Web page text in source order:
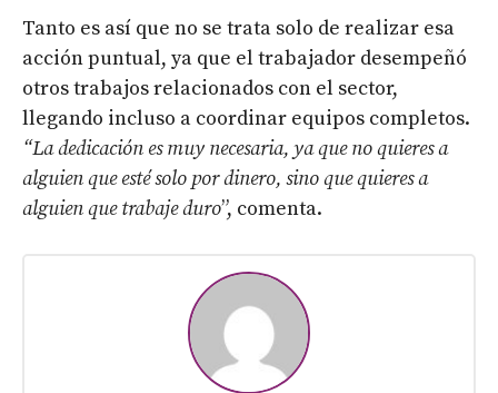
Tanto es así que no se trata solo de realizar esa
acción puntual, ya que el trabajador desempeñó
otros trabajos relacionados con el sector,
llegando incluso a coordinar equipos completos.
“La dedicación es muy necesaria, ya que no quieres a
alguien que esté solo por dinero, sino que quieres a
alguien que trabaje duro”, comenta.